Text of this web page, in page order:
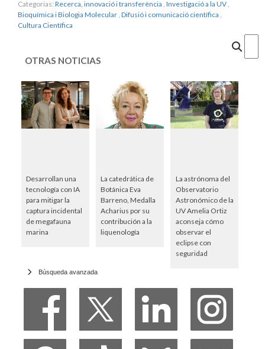
Categorias: Recerca, innovació i transferència Investigació a la UV
Bioquímica i Biologia Molecular Difusió i comunicació científica
Cultura Científica
OTRAS NOTICIAS
Desarrollan una
tecnología con IA
para mitigar la
captura incidental
de megafauna
marina
La catedrática de
Botánica Eva
Barreno, Medalla
Acharius por su
contribución a la
liquenología
La astrónoma del
Observatorio
Astronómico de la
UV Amelia Ortiz
aconseja cómo
observar el
eclipse con
seguridad
Búsqueda avanzada